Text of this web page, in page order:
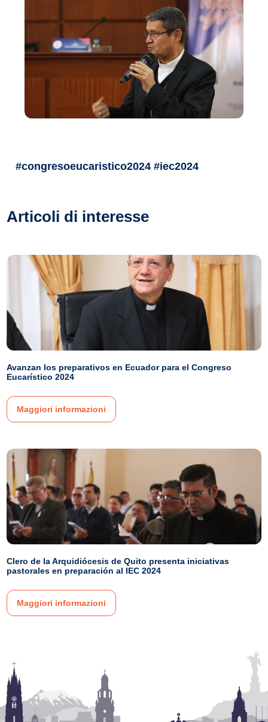
#congresoeucaristico2024 #iec2024
Articoli di interesse
Avanzan los preparativos en Ecuador para el Congreso
Eucarístico 2024
Maggiori informazioni
Clero de la Arquidiócesis de Quito presenta iniciativas
pastorales en preparación al IEC 2024
Maggiori informazioni